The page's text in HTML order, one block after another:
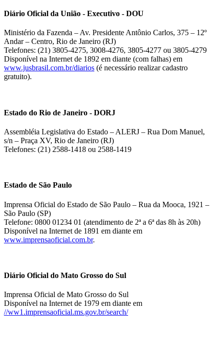
Diário Oficial da União - Executivo - DOU
Ministério da Fazenda – Av. Presidente Antônio Carlos, 375 – 12º
Andar – Centro, Rio de Janeiro (RJ)
Telefones: (21) 3805-4275, 3008-4276, 3805-4277 ou 3805-4279
Disponível na Internet de 1892 em diante (com falhas) em
www.jusbrasil.com.br/diarios (é necessário realizar cadastro
gratuito).
Estado do Rio de Janeiro - DORJ
Assembléia Legislativa do Estado – ALERJ – Rua Dom Manuel,
s/n – Praça XV, Rio de Janeiro (RJ)
Telefones: (21) 2588-1418 ou 2588-1419
Estado de São Paulo
Imprensa Oficial do Estado de São Paulo – Rua da Mooca, 1921 –
São Paulo (SP)
Telefone: 0800 01234 01 (atendimento de 2ª a 6ª das 8h às 20h)
Disponível na Internet de 1891 em diante em
www.imprensaoficial.com.br.
Diário Oficial do Mato Grosso do Sul
Imprensa Oficial de Mato Grosso do Sul
Disponível na Internet de 1979 em diante em
//ww1.imprensaoficial.ms.gov.br/search/